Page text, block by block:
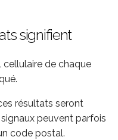
signifient
cellulaire de chaque
résultats seront
peuvent parfois
code postal.